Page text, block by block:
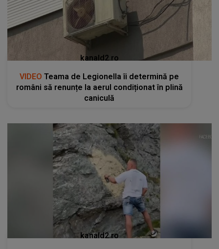
kanald2.ro
VIDEO Teama de Legionella îi determină pe
români să renunțe la aerul condiționat în plină
caniculă
kanald2.ro